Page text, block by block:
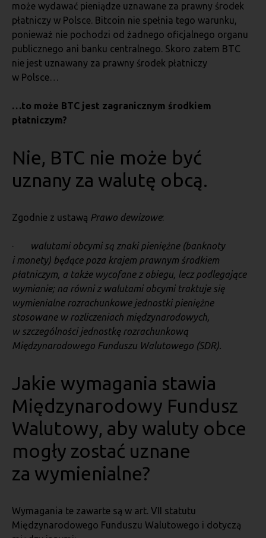
może wydawać pieniądze uznawane za prawny środek
płatniczy w Polsce. Bitcoin nie spełnia tego warunku,
ponieważ nie pochodzi od żadnego oficjalnego organu
publicznego ani banku centralnego. Skoro zatem BTC
nie jest uznawany za prawny środek płatniczy
w Polsce…
…to może BTC jest zagranicznym środkiem
płatniczym?
Nie, BTC nie może być
uznany za walutę obcą.
Zgodnie z ustawą Prawo dewizowe:
·
walutami obcymi są znaki pieniężne (banknoty
i monety) będące poza krajem prawnym środkiem
płatniczym, a także wycofane z obiegu, lecz podlegające
wymianie; na równi z walutami obcymi traktuje się
wymienialne rozrachunkowe jednostki pieniężne
stosowane w rozliczeniach międzynarodowych,
w szczególności jednostkę rozrachunkową
Międzynarodowego Funduszu Walutowego (SDR).
Jakie wymagania stawia
Międzynarodowy Fundusz
Walutowy, aby waluty obce
mogły zostać uznane
za wymienialne?
Wymagania te zawarte są w art. VII statutu
Międzynarodowego Funduszu Walutowego i dotyczą